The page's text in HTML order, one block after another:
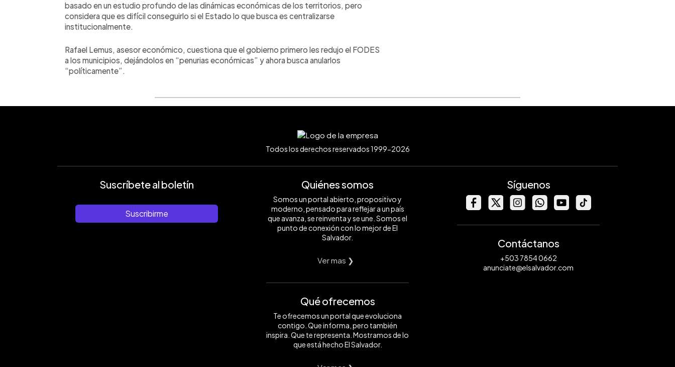
basado en un estudio profundo de las dinámicas económicas de los territorios, pero
considera que es difícil conseguirlo si el Estado lo que busca es centralizarse
institucionalmente.
Rafael Lemus, asesor económico, cuestiona que el gobierno primero les redujo el FODES
a los municipios, dejándolos en “penurias económicas” y ahora busca anularlos
“políticamente”.
Todos los derechos reservados 1999-2026
Suscríbete al boletín
Suscribirme
Quiénes somos
Somos un portal abierto, propositivo y
moderno, pensado para reflejar a un país
que avanza, se reinventa y se une. Somos el
punto de conexión con lo mejor de El
Salvador.
Ver mas ❯
Qué ofrecemos
Te ofrecemos un portal que evoluciona
contigo. Que informa, pero también
inspira. Que te representa. Mostramos de lo
que está hecho El Salvador.
Síguenos
Contáctanos
+503 7854 0662
anunciate@elsalvador.com